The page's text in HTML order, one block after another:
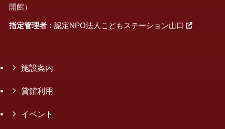
開館）
指定管理者： 認定NPO法人こどもステーション山口
施設案内
貸館利用
イベント